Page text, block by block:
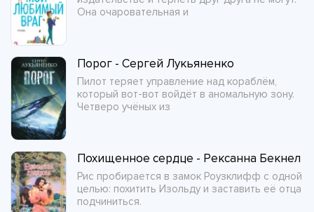
Она очаровательная и
Порог - Сергей Лукьяненко
Пилот теряет управление над кораблём,
который вот-вот войдёт в аномальную зону.
Четверо учёных из
Похищенное сердце - Рексанна Бекнел
Рис пробирается в замок Роузклифф с одной
целью: похитить Изольду и заставить её отца
подчиниться.